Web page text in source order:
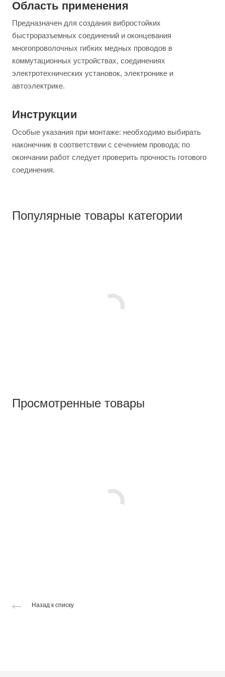
Область применения
Предназначен для создания вибростойких
быстроразъемных соединений и оконцевания
многопроволочных гибких медных проводов в
коммутационных устройствах, соединениях
электротехнических установок, электронике и
автоэлектрике.
Инструкции
Особые указания при монтаже: необходимо выбирать
наконечник в соответствии с сечением провода; по
окончании работ следует проверить прочность готового
соединения.
Популярные товары категории
Просмотренные товары
Назад к списку